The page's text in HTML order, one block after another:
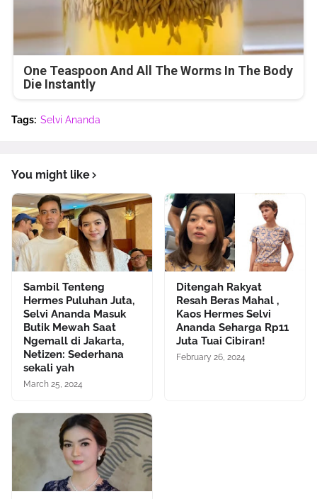
One Teaspoon And All The Worms In The Body
Die Instantly
Tags: Selvi Ananda
You might like
Sambil Tenteng
Hermes Puluhan Juta,
Selvi Ananda Masuk
Butik Mewah Saat
Ngemall di Jakarta,
Netizen: Sederhana
sekali yah
March 25, 2024
Ditengah Rakyat
Resah Beras Mahal ,
Kaos Hermes Selvi
Ananda Seharga Rp11
Juta Tuai Cibiran!
February 26, 2024